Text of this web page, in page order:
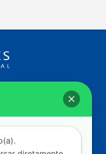
Ala C – Gabinete